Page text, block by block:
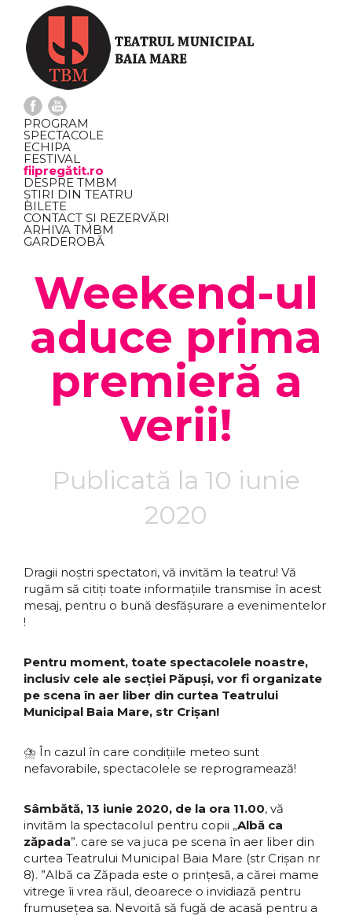
PROGRAM
SPECTACOLE
ECHIPA
FESTIVAL
fiipregătit.ro
DESPRE TMBM
ȘTIRI DIN TEATRU
BILETE
CONTACT ȘI REZERVĂRI
ARHIVA TMBM
GARDEROBĂ
Weekend-ul
aduce prima
premieră a
verii!
Publicată la 10 iunie
2020
Dragii noștri spectatori, vă invităm la teatru! Vă
rugăm să citiți toate informațiile transmise în acest
mesaj, pentru o bună desfășurare a evenimentelor
!
Pentru moment, toate spectacolele noastre,
inclusiv cele ale secției Păpuși, vor fi organizate
pe scena în aer liber din curtea Teatrului
Municipal Baia Mare, str Crișan!
⛈ În cazul în care condițiile meteo sunt
nefavorabile, spectacolele se reprogramează!
Sâmbătă, 13 iunie 2020, de la ora 11.00, vă
invităm la spectacolul pentru copii „Albă ca
zăpada”. care se va juca pe scena în aer liber din
curtea Teatrului Municipal Baia Mare (str Crișan nr
8). ”Albă ca Zăpada este o prințesă, a cărei mame
vitrege îi vrea răul, deoarece o invidiază pentru
frumusețea sa. Nevoită să fugă de acasă pentru a